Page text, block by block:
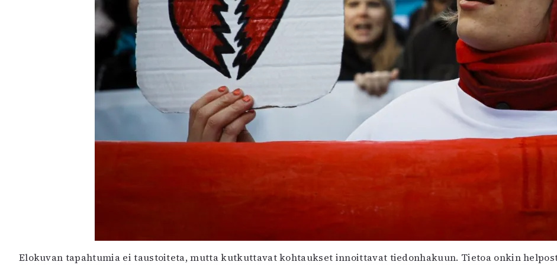
Elokuvan tapahtumia ei taustoiteta, mutta kutkuttavat kohtaukset innoittavat tiedonhakuun. Tietoa onkin